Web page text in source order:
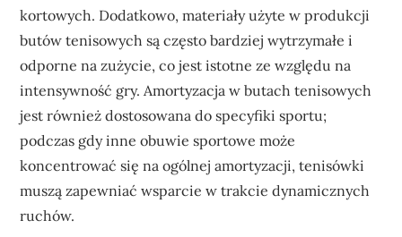
kortowych. Dodatkowo, materiały użyte w produkcji
butów tenisowych są często bardziej wytrzymałe i
odporne na zużycie, co jest istotne ze względu na
intensywność gry. Amortyzacja w butach tenisowych
jest również dostosowana do specyfiki sportu;
podczas gdy inne obuwie sportowe może
koncentrować się na ogólnej amortyzacji, tenisówki
muszą zapewniać wsparcie w trakcie dynamicznych
ruchów.